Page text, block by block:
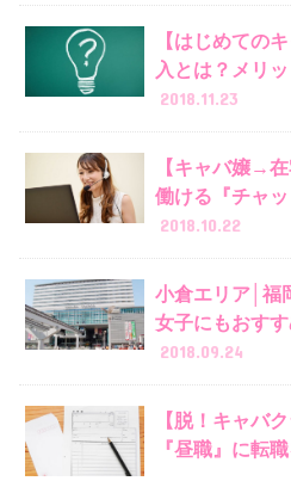
【はじめての
入とは？メリ
2018.11.23
【キャバ嬢→
働ける『チャ
2018.10.22
小倉エリア│福
女子にもおす
2018.09.24
【脱！キャバ
『昼職』に転